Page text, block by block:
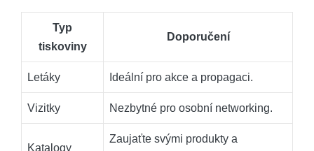
Typ
tiskoviny
Doporučení
Letáky Ideální pro akce a propagaci.
Vizitky Nezbytné pro osobní networking.
Katalogy
Zaujaťte svými produkty a